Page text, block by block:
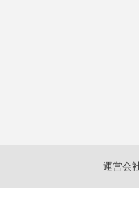
運営会